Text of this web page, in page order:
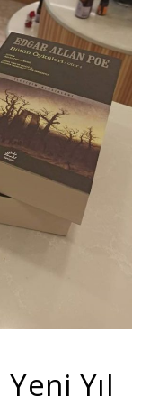
Yıl